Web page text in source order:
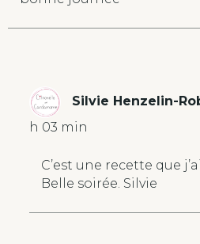
Silvie Henzelin-
h 03 min
C’est une recette que
Belle soirée. Silvie